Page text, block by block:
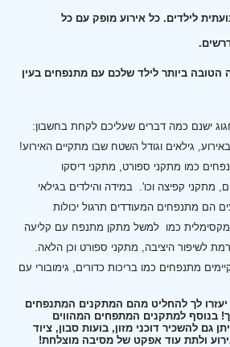
לילדים. כל אירוע מופק עם כל
הטובה ביותר לילד שלכם עם מתנפחים בעין
ישנם כמה דברים שעליכם לקחת בחשבון:
גילאים וגודל השטח שבו מתקיים האירוע!
כמו מתקני ספורט, מתקני דיסקו
מתקני קפיצה וכו'. במידה והילדים בגילאי
הם מתנפחים המעודדים תרגול יכולות
מקסימלית כמו למשל מתקן מתנפח עם קליעה
לשיפור היציבה, מתקני ספורט וכן הלאה.
מתנפחים כמו בריכות כדורים, גימובורי עם
יעזרו לך להחליט מהם המתקנים המתנפחים
בנוסף למתקנים המתפחים המהווים
גם להשכיר דוכני מזון, בועות סבון, ציוד
ולתת עוד אפקט של מסיבה מוצלחת!